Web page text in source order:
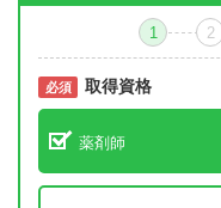
1 2
必須 取得資格
薬剤師